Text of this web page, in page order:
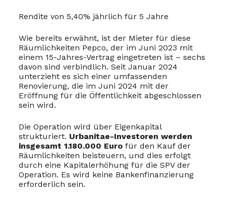
Rendite von 5,40% jährlich für 5 Jahre
Wie bereits erwähnt, ist der Mieter für diese
Räumlichkeiten Pepco, der im Juni 2023 mit
einem 15-Jahres-Vertrag eingetreten ist – sechs
davon sind verbindlich. Seit Januar 2024
unterzieht es sich einer umfassenden
Renovierung, die im Juni 2024 mit der
Eröffnung für die Öffentlichkeit abgeschlossen
sein wird.
Die Operation wird über Eigenkapital
strukturiert. Urbanitae-Investoren werden
insgesamt 1.180.000 Eurofür den Kauf der
Räumlichkeiten beisteuern, und dies erfolgt
durch eine Kapitalerhöhung für die SPV der
Operation. Es wird keine Bankenfinanzierung
erforderlich sein.